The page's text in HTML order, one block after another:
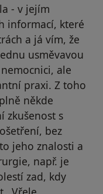
- v jejím
informací, které
a já vím, že
usměvavou
ale
praxi. Z toho
někde
zkušenost s
bez
jeho znalosti a
např. je
zad, kdy